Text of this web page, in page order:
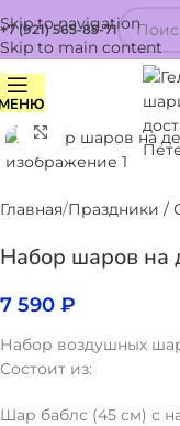
Skip to navigation
Skip to main content
+7 (921) 565-85-71
Нажмите,
Главная Праздники /
Набор шаров на
7 590 ₽
Набор воздушных
Состоит из:
Шар баблс (45 см) с